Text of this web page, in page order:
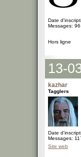
Date
Messages: 96
Hors ligne
13-
kazhar
Tagglers
Date
Messages:
Site web